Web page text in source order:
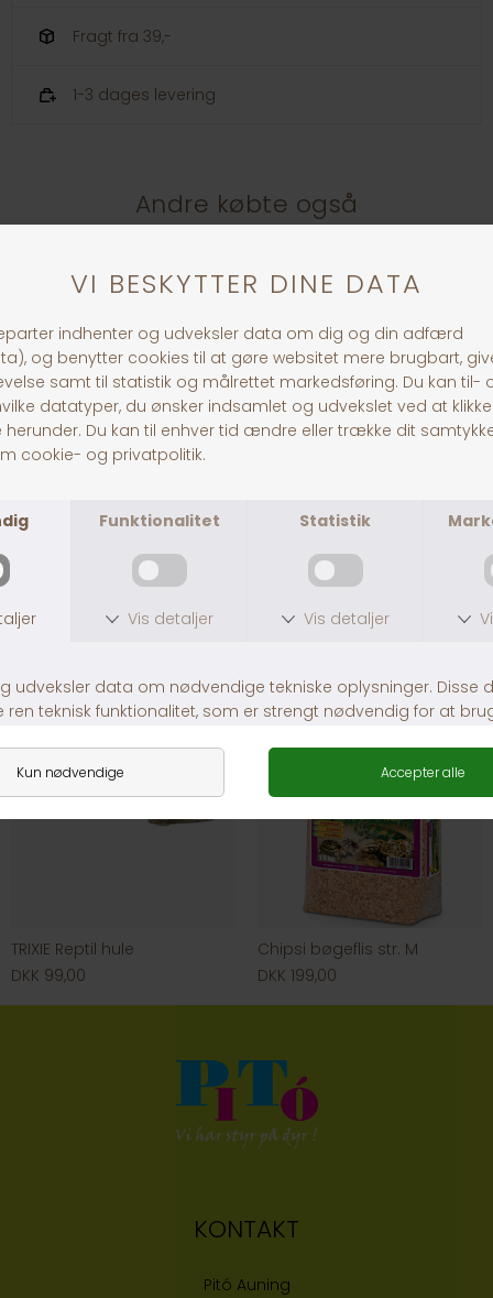
Fragt fra 39,-
1-3 dages levering
Andre købte også
ExoTerra Foderskål Stor
ExoTerra Foderskål, Large
DKK 129,00
TRIXIE Reptil hule
DKK 99,00
Chipsi bøgeflis str. M
DKK 199,00
KONTAKT
Pitó Auning